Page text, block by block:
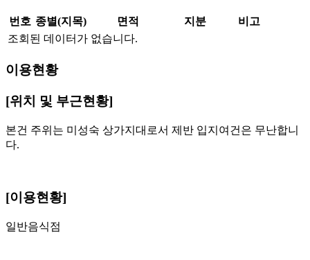
번호 종별(지목) 면적 지분
비고
조회된 데이터가 없습니다.
이용현황
[위치 및 부근현황]
본건 주위는 미성숙 상가지대로서 제반 입지여건은 무난합니
다.
[이용현황]
일반음식점